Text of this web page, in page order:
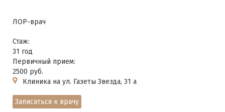
ЛОР-врач
Стаж:
31 год
Первичный прием:
2500 руб.
Клиника на ул. Газеты Звезда, 31 а
Записаться к врачу